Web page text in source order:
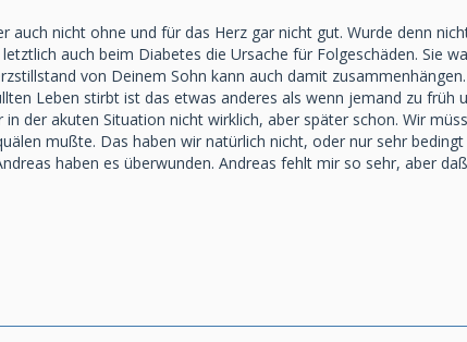
auch nicht ohne und für das Herz gar nicht gut. Wurde denn
auch beim Diabetes die Ursache für Folgeschäden. Sie
von Deinem Sohn kann auch damit
Leben stirbt ist das etwas anderes als wenn jemand zu
der akuten Situation nicht wirklich, aber später schon. Wir
mußte. Das haben wir natürlich nicht, oder nur sehr
haben es überwunden. Andreas fehlt mir so sehr, aber